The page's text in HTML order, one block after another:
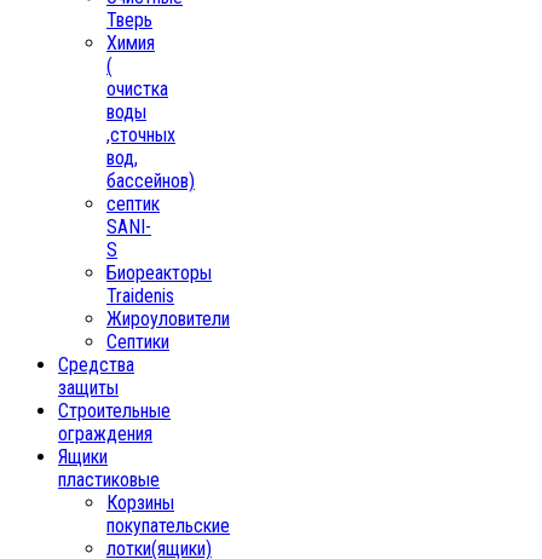
Тверь
Химия
(
очистка
воды
,сточных
вод,
бассейнов)
септик
SANI-
S
Биореакторы
Traidenis
Жироуловители
Септики
Средства
защиты
Строительные
ограждения
Ящики
пластиковые
Корзины
покупательские
лотки(ящики)